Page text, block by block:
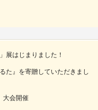
展はじまりました！
た』を寄贈していただきまし
大会開催